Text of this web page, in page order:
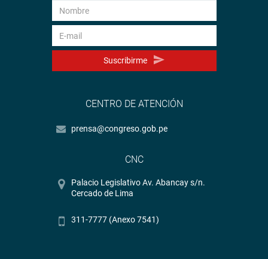
Suscribirme
CENTRO DE ATENCIÓN
prensa@congreso.gob.pe
CNC
Palacio Legislativo Av. Abancay s/n.
Cercado de Lima
311-7777 (Anexo 7541)